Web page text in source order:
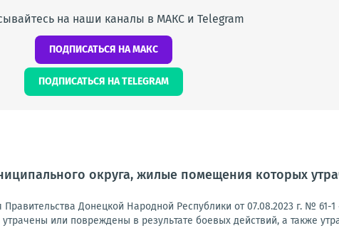
на наши каналы в МАКС и Telegram
ПОДПИСАТЬСЯ НА МАКС
ПОДПИСАТЬСЯ НА TELEGRAM
округа, жилые помещения которых
Донецкой Народной Республики от 07.08.2023 г. №
или повреждены в результате боевых действий, а также